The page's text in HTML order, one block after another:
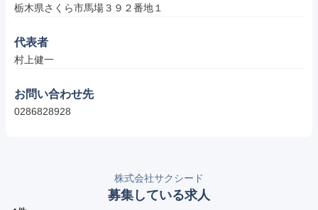
栃木県さくら市馬場３９２番地１
代表者
村上健一
お問い合わせ先
0286828928
株式会社サクシード
募集している求人